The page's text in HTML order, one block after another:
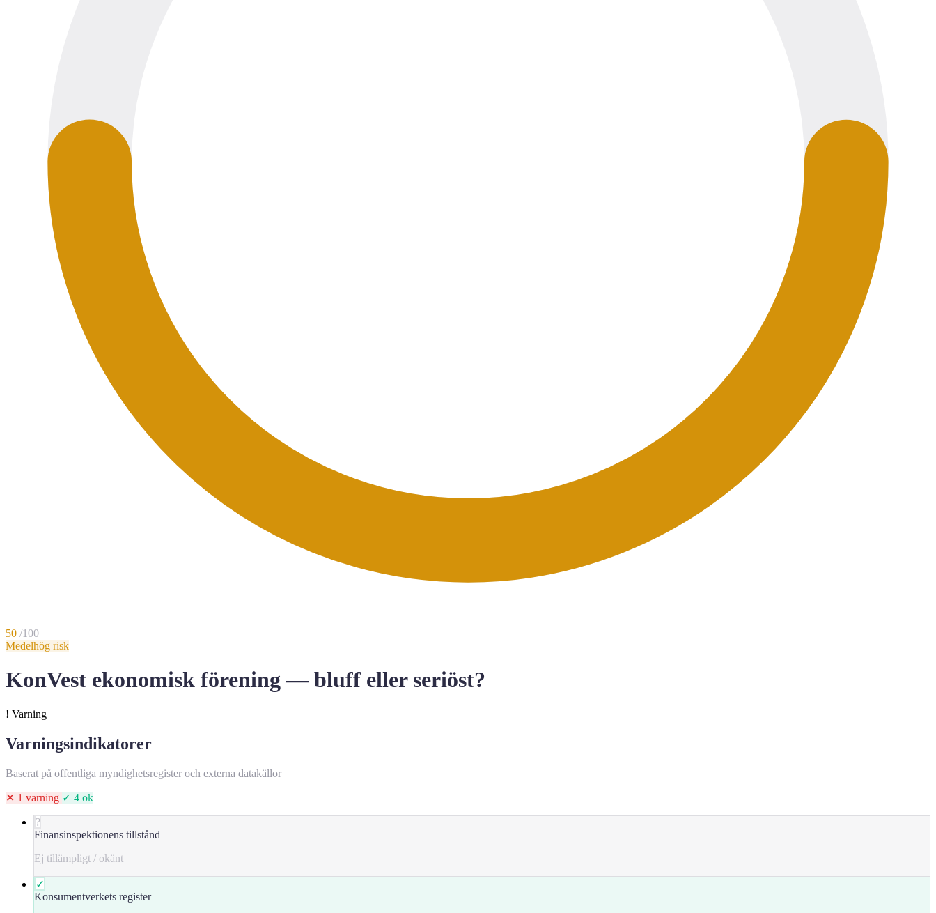
50 /100
Medelhög risk
KonVest ekonomisk förening — bluff eller seriöst?
! Varning
Varningsindikatorer
Baserat på offentliga myndighetsregister och externa datakällor
✕ 1 varning ✓ 4 ok
?
Finansinspektionens tillstånd
Ej tillämpligt / okänt
✓
Konsumentverkets register